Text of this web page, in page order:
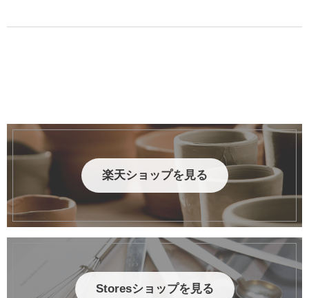
楽天ショップを見る
Storesショップを見る